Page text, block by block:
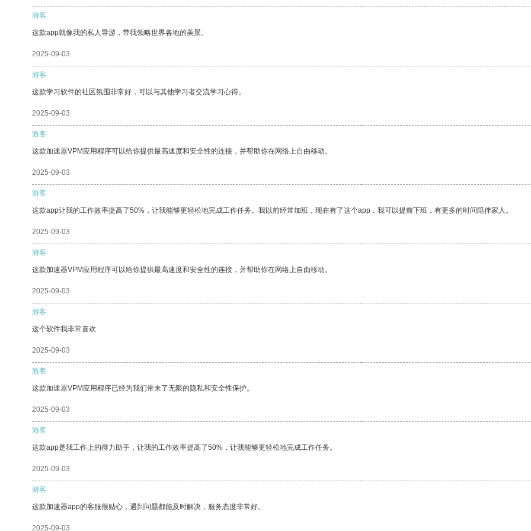
游客
这款app就像我的私人导游，带我领略世界各地的美景。
2025-09-03
游客
这款学习软件的社区氛围非常好，可以与其他学习者交流学习心得。
2025-09-03
游客
这款加速器VPM应用程序可以给你提供最高速度和安全性的连接，并帮助你在网络上自由移动。
2025-09-03
游客
这款app让我的工作效率提高了50%，让我能够更轻松地完成工作任务。我以前经常加班，现在有了这个app，我可以提前下班，有更多的时间陪伴家人。
2025-09-03
游客
这款加速器VPM应用程序可以给你提供最高速度和安全性的连接，并帮助你在网络上自由移动。
2025-09-03
游客
这个软件我非常喜欢
2025-09-03
游客
这款加速器VPM应用程序已经为我们带来了无限的隐私和安全性保护。
2025-09-03
游客
这款app是我工作上的得力助手，让我的工作效率提高了50%，让我能够更轻松地完成工作任务。
2025-09-03
游客
这款加速器app的客服很贴心，遇到问题都能及时解决，服务态度非常好。
2025-09-03